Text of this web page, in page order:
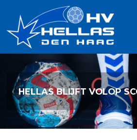
inhoud
HELLAS BLIJFT VOLOP